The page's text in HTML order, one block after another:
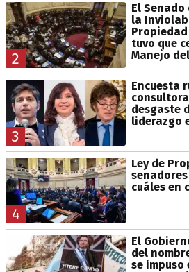
2
El
la
tuvo que
Manejo
3
Encuesta
desgaste
liderazgo
4
Ley de
cuáles en
El
del
se impuso